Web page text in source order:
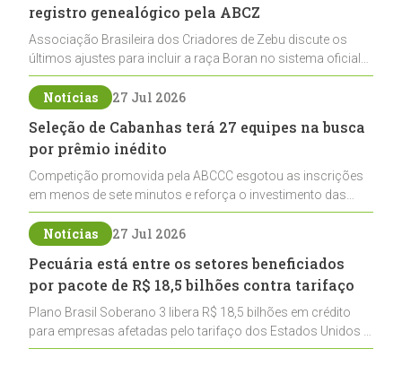
registro genealógico pela ABCZ
Associação Brasileira dos Criadores de Zebu discute os
últimos ajustes para incluir a raça Boran no sistema oficial
de registros, abrindo caminho para sua expansão na
pecuária nacional
Notícias 27 Jul 2026
Seleção de Cabanhas terá 27 equipes na busca
por prêmio inédito
Competição promovida pela ABCCC esgotou as inscrições
em menos de sete minutos e reforça o investimento das
cabanhas na seleção genética de Cavalos Crioulos voltados
ao laço
Notícias 27 Jul 2026
Pecuária está entre os setores beneficiados
por pacote de R$ 18,5 bilhões contra tarifaço
Plano Brasil Soberano 3 libera R$ 18,5 bilhões em crédito
para empresas afetadas pelo tarifaço dos Estados Unidos e
inclui a pecuária entre os setores estratégicos